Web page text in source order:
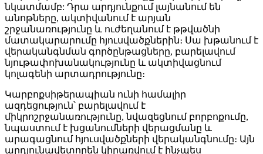
նկատմամբ: Դրա արդյունքում լայնանում են
անոթները, ակտիվանում է արյան
շրջանառությունը և ուժեղանում է թթվածնի
մատակարարումը հյուսվածքներին։ Սա խթանում է
վերականգնման գործընթացները, բարելավում
նյութափոխանակությունը և ակտիվացնում
կոլագենի արտադրությունը։
Կարբոքսիթերապիան ունի համալիր
ազդեցություն՝ բարելավում է
միկրոշրջանառությունը, նվազեցնում բորբոքումը,
նպաստում է խցանումների վերացմանը և
արագացնում հյուսվածքների վերականգնումը։ Այն
արդյունավետորեն կիրառվում է ինչպես